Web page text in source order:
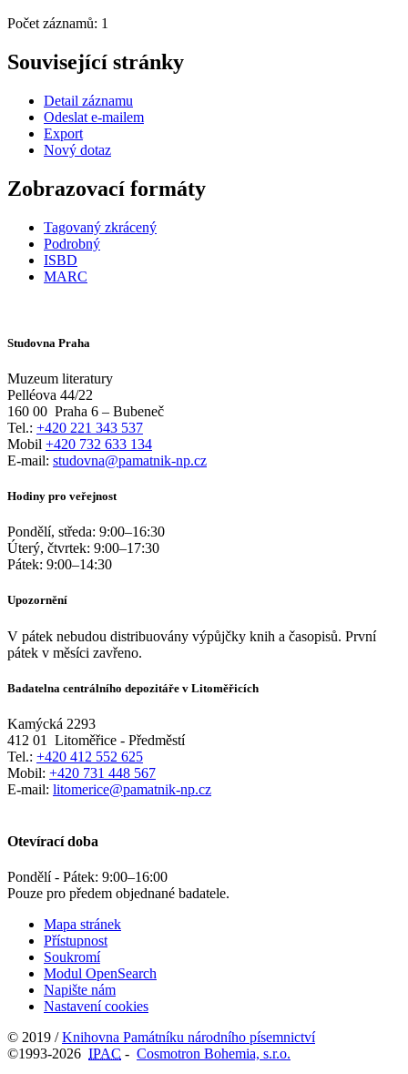
Počet záznamů: 1
Související stránky
Detail záznamu
Odeslat e-mailem
Export
Nový dotaz
Zobrazovací formáty
Tagovaný zkrácený
Podrobný
ISBD
MARC
Studovna Praha
Muzeum literatury
Pelléova 44/22
160 00 Praha 6 – Bubeneč
Tel.: +420 221 343 537
Mobil +420 732 633 134
E-mail: studovna@pamatnik-np.cz
Hodiny pro veřejnost
Pondělí, středa: 9:00–16:30
Úterý, čtvrtek: 9:00–17:30
Pátek: 9:00–14:30
Upozornění
V pátek nebudou distribuovány výpůjčky knih a časopisů. První
pátek v měsíci zavřeno.
Badatelna centrálního depozitáře v Litoměřicích
Kamýcká 2293
412 01
Litoměřice - Předměstí
Tel.: +420 412 552 625
Mobil: +420 731 448 567
E-mail: litomerice@pamatnik-np.cz
Otevírací doba
Pondělí - Pátek: 9:00–16:00
Pouze pro předem objednané badatele.
Mapa stránek
Přístupnost
Soukromí
Modul OpenSearch
Napište nám
Nastavení cookies
© 2019 /Knihovna Památníku národního písemnictví
©1993-2026 IPAC - Cosmotron Bohemia, s.r.o.